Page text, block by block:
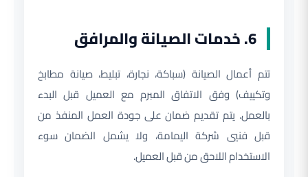
6. خدمات الصيانة والمرافق
تتم أعمال الصيانة (سباكة، نجارة، تبليط، صيانة مطابخ
وتكييف) وفق الاتفاق المبرم مع العميل قبل البدء
بالعمل. يتم تقديم ضمان على جودة العمل المنفذ من
قبل فنيي شركة اليمامة، ولا يشمل الضمان سوء
الاستخدام اللاحق من قبل العميل.